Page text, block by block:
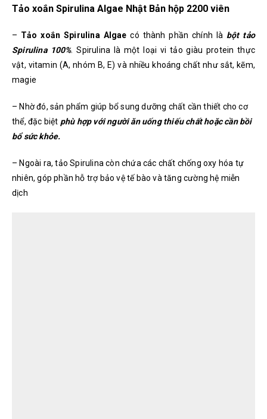
Tảo xoắn Spirulina Algae Nhật Bản hộp 2200 viên
– Tảo xoắn Spirulina Algaecó thành phần chính là bột tảo
Spirulina 100%. Spirulina là một loại vi tảo giàu protein thực
vật, vitamin (A, nhóm B, E) và nhiều khoáng chất như sắt, kẽm,
magie
– Nhờ đó, sản phẩm giúp bổ sung dưỡng chất cần thiết cho cơ
thể, đặc biệt phù hợp với người ăn uống thiếu chất hoặc cần bồi
bổ sức khỏe.
– Ngoài ra, tảo Spirulina còn chứa các chất chống oxy hóa tự
nhiên, góp phần hỗ trợ bảo vệ tế bào và tăng cường hệ miễn
dịch